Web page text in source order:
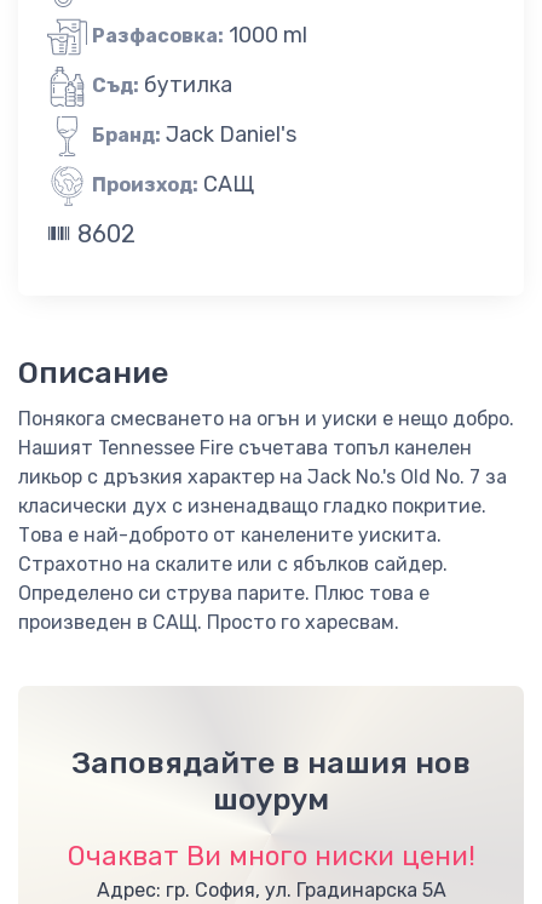
Разфасовка: 1000 ml
Съд: бутилка
Бранд: Jack Daniel's
Произход: САЩ
8602
Описание
Понякога смесването на огън и уиски е нещо добро.
Нашият Tennessee Fire съчетава топъл канелен
ликьор с дръзкия характер на Jack No.'s Old No. 7 за
класически дух с изненадващо гладко покритие.
Това е най-доброто от канелените уискита.
Страхотно на скалите или с ябълков сайдер.
Определено си струва парите. Плюс това е
произведен в САЩ. Просто го харесвам.
Заповядайте в нашия нов
шоурум
Очакват Ви много ниски цени!
Адрес: гр. София, ул. Градинарска 5А